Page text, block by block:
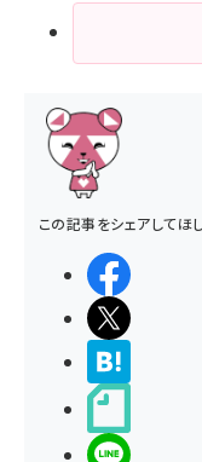
この記事をシェアしてほ